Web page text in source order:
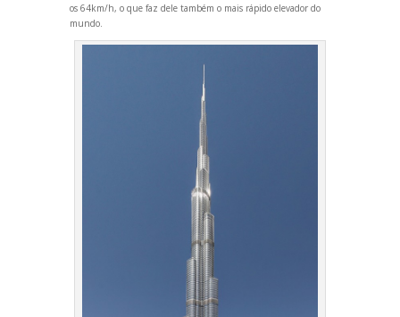
os 64km/h, o que faz dele também o mais rápido elevador do
mundo.